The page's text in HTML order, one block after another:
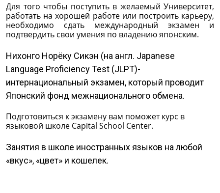
Для того чтобы поступить в желаемый Университет,
работать на хорошей работе или построить карьеру,
необходимо сдать международный экзамен и
подтвердить свои умения по владению японским.
Нихонго Норёку Сикэн (на англ. Japanese
Language Proficiency Test (JLPT)-
интернациональный экзамен, который проводит
Японский фонд межнационального обмена.
Подготовиться к экзамену вам поможет курс в
языковой школе Capital School Center.
Занятия в школе иностранных языков на любой
«вкус», «цвет» и кошелек.